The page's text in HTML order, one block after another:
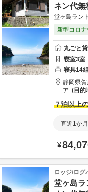
ネン代無
堂ヶ島ラン
新型コロナ
丸ごと貸
寝室3室
寝具14組
静岡県賀
ア
目的
７泊以上
直近1か
¥
ロッジ/ログ
堂ヶ島